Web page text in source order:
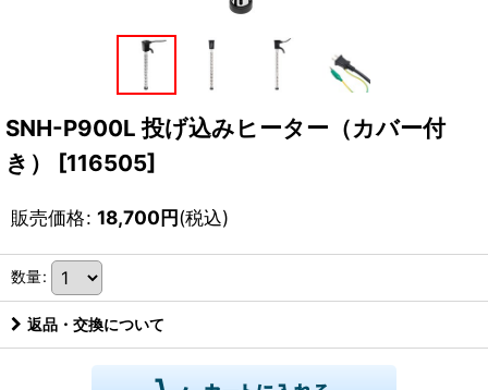
SNH-P900L 投げ込みヒーター（カバー付
き）
[116505]
販売価格: 18,700円(税込)
数量:
返品・交換について